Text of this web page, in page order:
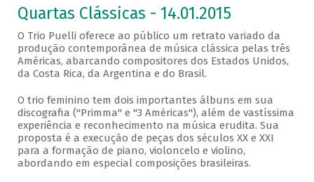
Quartas Clássicas - 14.01.2015
O Trio Puelli oferece ao público um retrato variado da
produção contemporânea de música clássica pelas três
Américas, abarcando compositores dos Estados Unidos,
da Costa Rica, da Argentina e do Brasil.
O trio feminino tem dois importantes álbuns em sua
discografia ("Primma" e "3 Américas"), além de vastíssima
experiência e reconhecimento na música erudita. Sua
proposta é a execução de peças dos séculos XX e XXI
para a formação de piano, violoncelo e violino,
abordando em especial composições brasileiras.